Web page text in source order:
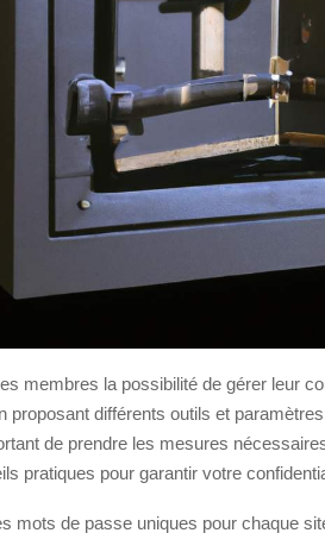
membres la possibilité de gérer leur
proposant différents outils et
de prendre les mesures
pratiques pour garantir votre
mots de passe uniques pour chaque